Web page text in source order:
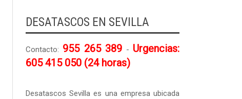
DESATASCOS EN SEVILLA
Contacto: 955 265 389 - Urgencias:
605 415 050 (24 horas)
Desatascos Sevilla es una empresa ubicada